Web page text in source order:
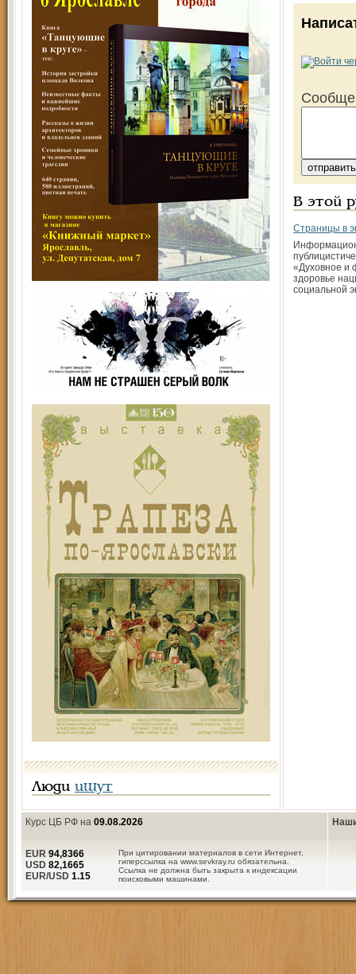
Люди ищут
В этой
Страницы в
«Духовное и
здоровье
социальной
Курс ЦБ РФ на 09.08.2026
При цитировании материалов в сети Интернет,
гиперссылка на www.sevkray.ru обязательна.
Ссылка не должна быть закрыта к индексации
поисковыми машинами.
EUR 94,8366
USD 82,1665
EUR/USD 1.15